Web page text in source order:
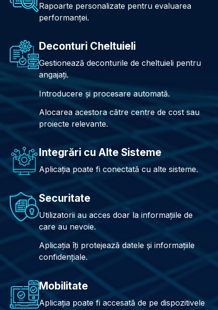
Rapoarte personalizate pentru evaluarea
performanței.
Deconturi Cheltuieli
Gestionează deconturile de cheltuieli pentru
angajați.
Introducere și procesare automată.
Alocarea acestora către centre de cost sau
proiecte relevante.
Integrări cu Alte Sisteme
Aplicația poate fi conectată cu alte sisteme.
Securitate
Utilizatorii au acces doar la informațiile de
care au nevoie.
Aplicația îți protejează datele și informațiile
confidențiale.
Mobilitate
Aplicația poate fi accesată de pe dispozitivele